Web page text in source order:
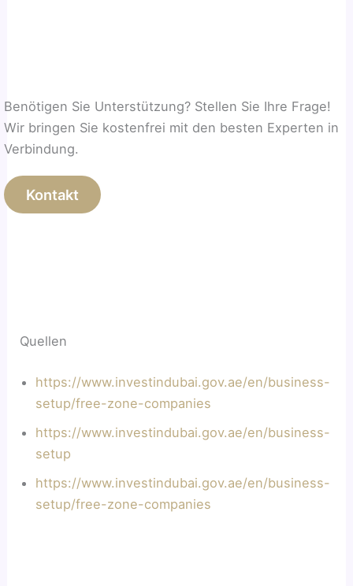
Benötigen Sie Unterstützung? Stellen Sie Ihre Frage!
Wir bringen Sie kostenfrei mit den besten Experten in
Verbindung.
Kontakt
Quellen
https://www.investindubai.gov.ae/en/business-
setup/free-zone-companies
https://www.investindubai.gov.ae/en/business-
setup
https://www.investindubai.gov.ae/en/business-
setup/free-zone-companies